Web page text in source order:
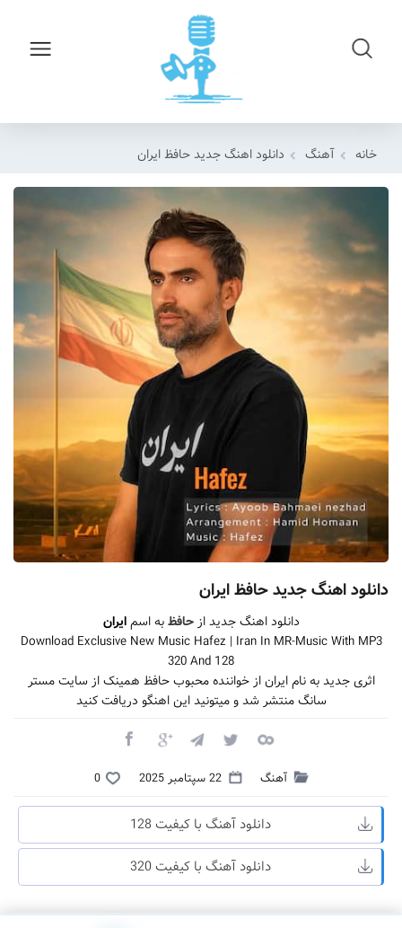
خانه آهنگ دانلود اهنگ جدید حافظ ایران
دانلود اهنگ جدید حافظ ایران
دانلود اهنگ جدید ازحافظبه اسمایران
Download Exclusive New Music Hafez | Iran In MR-Music With MP3
320 And 128
اثری جدید به نام ایران از خواننده محبوب حافظ همینک از سایت مستر
سانگ منتشر شد و میتونید این اهنگو دریافت کنید
آهنگ 22 سپتامبر 2025 0
دانلود آهنگ با کیفیت 128
دانلود آهنگ با کیفیت 320